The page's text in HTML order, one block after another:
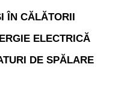
ÎN CĂLĂTORII
ELECTRICĂ
DE SPĂLARE